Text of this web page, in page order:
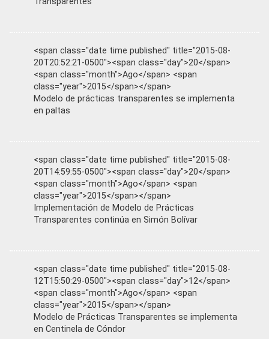
<span class="date time published" title="2015-08-
20T20:52:21-0500"><span class="day">20</span>
<span class="month">Ago</span> <span
class="year">2015</span></span>
Modelo de prácticas transparentes se implementa
en paltas
<span class="date time published" title="2015-08-
20T14:59:55-0500"><span class="day">20</span>
<span class="month">Ago</span> <span
class="year">2015</span></span>
Implementación de Modelo de Prácticas
Transparentes continúa en Simón Bolívar
<span class="date time published" title="2015-08-
12T15:50:29-0500"><span class="day">12</span>
<span class="month">Ago</span> <span
class="year">2015</span></span>
Modelo de Prácticas Transparentes se implementa
en Centinela de Cóndor